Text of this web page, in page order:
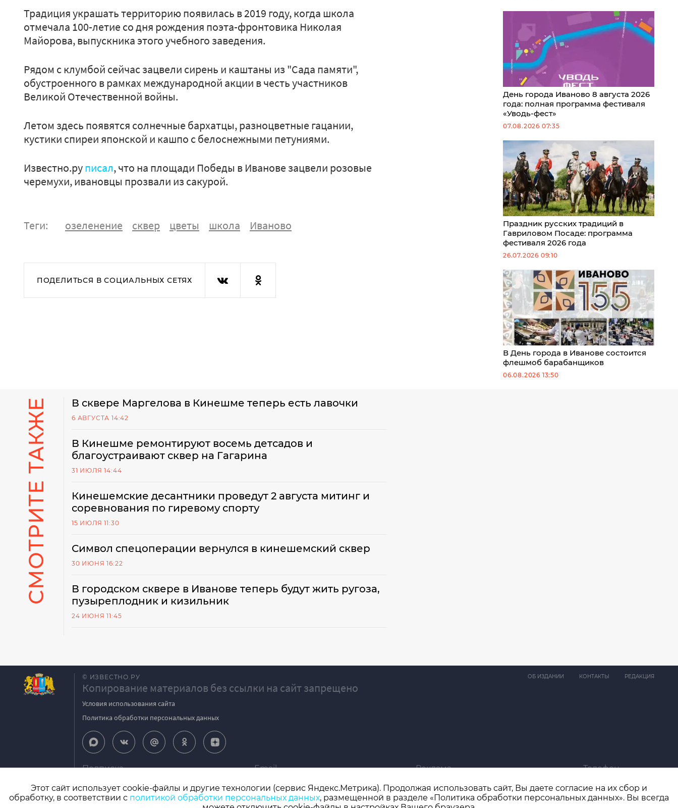
Традиция украшать территорию появилась в 2019 году, когда школа
отмечала 100-летие со дня рождения поэта-фронтовика Николая
Майорова, выпускника этого учебного заведения.
Рядом с клумбой сейчас зацвели сирень и каштаны из "Сада памяти",
обустроенного в рамках международной акции в честь участников
Великой Отечественной войны.
Летом здесь появятся солнечные бархатцы, разноцветные гацании,
кустики спиреи японской и кашпо с белоснежными петуниями.
Известно.руписал, что на площади Победы в Иванове зацвели розовые
черемухи, ивановцы прозвали из сакурой.
Теги: озеленение сквер цветы школа Иваново
ПОДЕЛИТЬСЯ В СОЦИАЛЬНЫХ СЕТЯХ
День города Иваново 8 августа 2026
года: полная программа фестиваля
«Уводь-фест»
07.08.2026 07:35
Праздник русских традиций в
Гавриловом Посаде: программа
фестиваля 2026 года
26.07.2026 09:10
В День города в Иванове состоится
флешмоб барабанщиков
06.08.2026 13:50
СМОТРИТЕ ТАКЖЕ В сквере Маргелова в Кинешме теперь есть лавочки
6 АВГУСТА 14:42
В Кинешме ремонтируют восемь детсадов и
благоустраивают сквер на Гагарина
31 ИЮЛЯ 14:44
Кинешемские десантники проведут 2 августа митинг и
соревнования по гиревому спорту
15 ИЮЛЯ 11:30
Символ спецоперации вернулся в кинешемский сквер
30 ИЮНЯ 16:22
В городском сквере в Иванове теперь будут жить ругоза,
пузыреплодник и кизильник
24 ИЮНЯ 11:45
© ИЗВЕСТНО.РУ
Копирование материалов без ссылки на сайт запрещено
Условия использования сайта
Политика обработки персональных данных
ОБ ИЗДАНИИ КОНТАКТЫ РЕДАКЦИЯ
Подписка
Email
Реклама
Телефон
СМИ: Izvestno.ru. Реестровая запись 08.11.2019 серия ЭЛ № ФС 77 - 77192, зарегистрировано Роскомнадзором
Этот сайт использует cookie-файлы и другие технологии (сервис Яндекс.Метрика). Продолжая использовать сайт, Вы даете согласие на их сбор и
обработку, в соответствии с политикой обработки персональных данных, размещенной в разделе «Политика обработки персональных данных». Вы всегда